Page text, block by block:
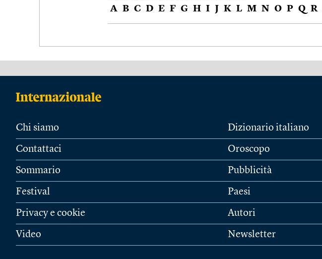
A B C D E F G H I J K L M N O P Q R
Chi siamo
Contattaci
Sommario
Festival
Privacy e cookie
Video
Dizionario italiano
Oroscopo
Pubblicità
Paesi
Autori
Newsletter